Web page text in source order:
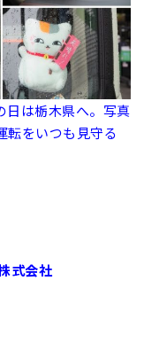
は栃木県へ。写真
転をいつも見守る
式会社